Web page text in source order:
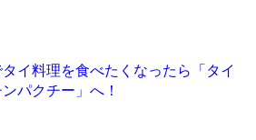
イ料理を食べたくなったら「タイ
パクチー」へ！